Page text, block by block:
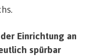
Einrichtung an
spürbar